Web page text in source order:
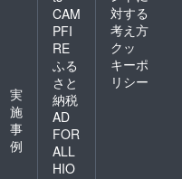
実
施
事
例
CAM
PFI
RE
ふる
さと
納税
AD
FOR
ALL
HIO
対する
考え方
クッ
キーポ
リシー